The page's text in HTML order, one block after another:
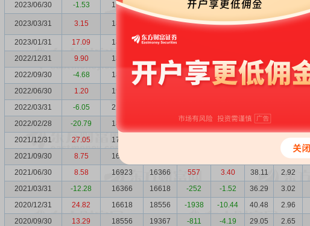
2023/06/30
-1.53 19105 177 0.94 44.68
2023/03/31 3.15 18928 18132 796 4.39 45.21 2.65
2023/01/31 17.09 18132 18287
2022/12/31
9.90 18287 18226 61 38.60
2022/09/30
-4.68 18226 19610 -1384 -7.06 35.24 2.75
2022/06/30
1.20 19610
2022/03/31
-6.05 21058
2022/02/28
-20.79 18906 1214 6.86 37.63
2021/12/31
27.05 17692 2.80
2021/09/30
8.75 16873 2.93
2021/06/30
8.58 16923 16366 557 3.40 38.11 2.92
2021/03/31
-12.28 16366 16618 -252 -1.52 36.29 3.02
2020/12/31
24.82 16618 18556 -1938 -10.44 40.48 2.96
2020/09/30
13.29 18556 19367 -811 -4.19 29.05 2.65